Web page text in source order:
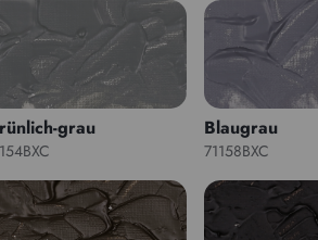
grau Blaugrau
71158BXC